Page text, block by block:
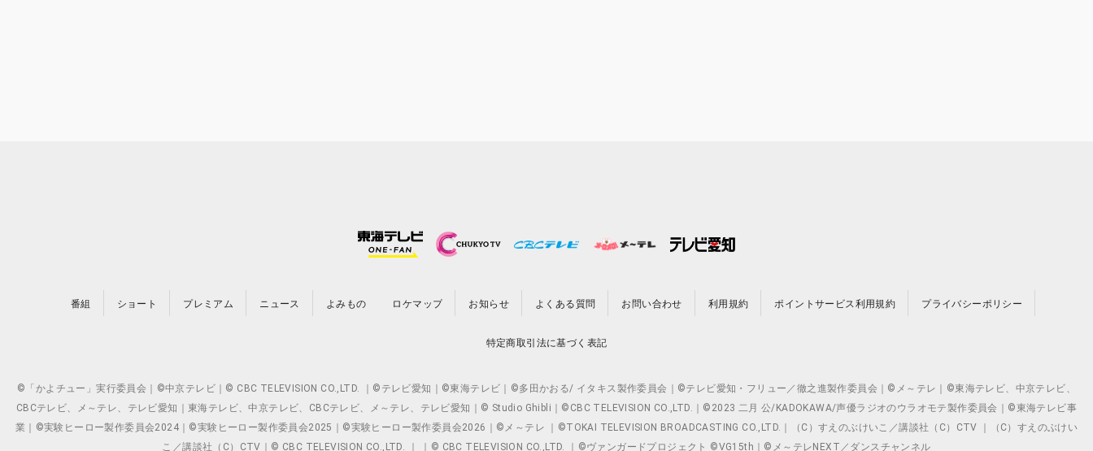
番組 ショート プレミアム ニュース よみもの ロケマップ お知らせ よくある質問 お問い合わせ 利用規約 ポイントサービス利用規約 プライバシーポリシー
特定商取引法に基づく表記
©「かよチュー」実行委員会｜©中京テレビ｜© CBC TELEVISION CO.,LTD. ｜©テレビ愛知｜©東海テレビ｜©多田かおる/ イタキス製作委員会｜©テレビ愛知・フリュー／徹之進製作委員会｜©メ～テレ｜©東海テレビ、中京テレビ、
CBCテレビ、メ～テレ、テレビ愛知｜東海テレビ、中京テレビ、CBCテレビ、メ～テレ、テレビ愛知｜© Studio Ghibli｜©CBC TELEVISION CO.,LTD.｜©2023 二月 公/KADOKAWA/声優ラジオのウラオモテ製作委員会｜©東海テレビ事
業｜©実験ヒーロー製作委員会2024｜©実験ヒーロー製作委員会2025｜©実験ヒーロー製作委員会2026｜©メ～テレ ｜©TOKAI TELEVISION BROADCASTING CO.,LTD.｜（C）すえのぶけいこ／講談社（C）CTV ｜（C）すえのぶけい
こ／講談社（C）CTV｜© CBC TELEVISION CO.,LTD. ｜ ｜© CBC TELEVISION CO.,LTD. ｜©ヴァンガードプロジェクト ©VG15th｜©メ～テレNEXT／ダンスチャンネル